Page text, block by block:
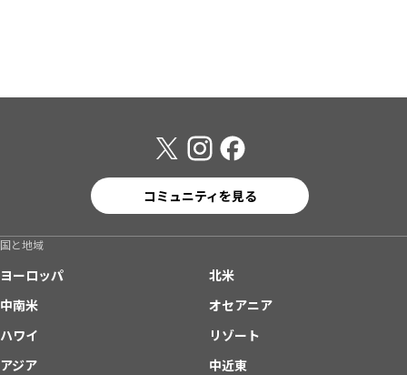
コミュニティを見る
国と地域
ヨーロッパ
北米
中南米
オセアニア
ハワイ
リゾート
アジア
中近東